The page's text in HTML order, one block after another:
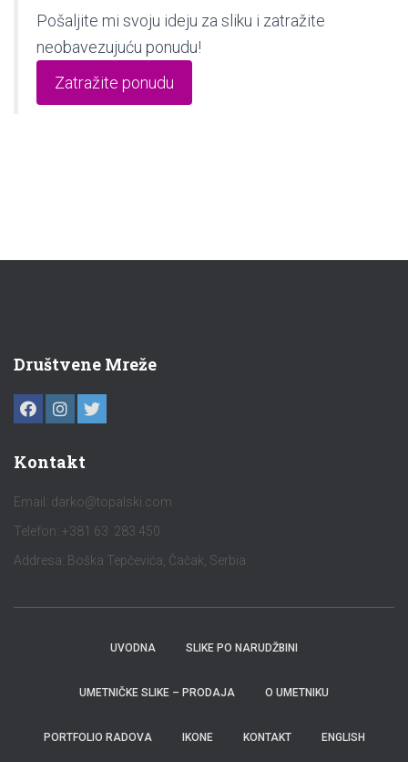
Pošaljite mi svoju ideju za sliku i zatražite
neobavezujuću ponudu!
Zatražite ponudu
Društvene Mreže
Kontakt
Email: darko@topalski.com
Telefon: +381 63 283 450
Addresa: Boška Tepčevića, Čačak, Serbia
UVODNA SLIKE PO NARUDŽBINI
UMETNIČKE SLIKE – PRODAJA O UMETNIKU
PORTFOLIO RADOVA IKONE KONTAKT ENGLISH